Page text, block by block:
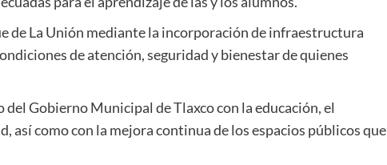
de La Unión mediante la incorporación de infraestructura
de atención, seguridad y bienestar de quienes
Gobierno Municipal de Tlaxco con la educación, el
así como con la mejora continua de los espacios públicos que